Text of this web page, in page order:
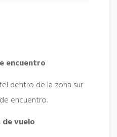
encuentro
dentro de la zona sur
encuentro.
vuelo